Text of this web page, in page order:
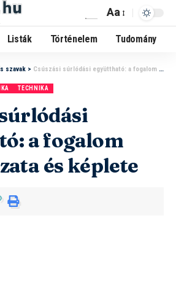
Aa
Listák Történelem Tudomány
szavak > Csúszási súrlódási együttható: a fogalom magyarázata és képlete
TECHNIKA
a fogalom
és képlete